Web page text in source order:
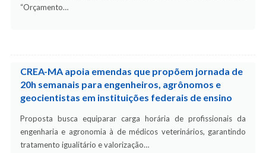
“Orçamento…
CREA-MA apoia emendas que propõem jornada de
20h semanais para engenheiros, agrônomos e
geocientistas em instituições federais de ensino
Proposta busca equiparar carga horária de profissionais da
engenharia e agronomia à de médicos veterinários, garantindo
tratamento igualitário e valorização…